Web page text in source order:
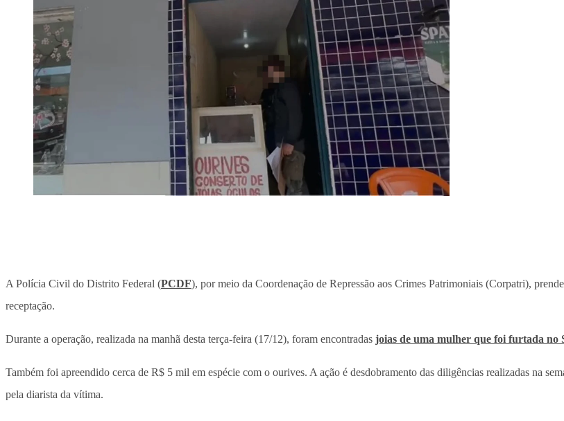
A Polícia Civil do Distrito Federal (PCDF), por meio da Coordenação de Repressão aos Crimes Patrimoniais (Corpatri),
receptação.
Durante a operação, realizada na manhã desta terça-feira (17/12), foram encontradas joias de uma mulher que foi furtada no
Também foi apreendido cerca de R$ 5 mil em espécie com o ourives. A ação é desdobramento das diligências realizadas na
pela diarista da vítima.